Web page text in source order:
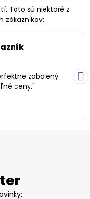
Toto sú niektoré z
zákazníkov:
zabalený
ceny."